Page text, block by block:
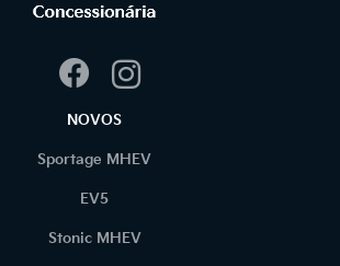
NOVOS
Sportage MHEV
EV5
Stonic MHEV